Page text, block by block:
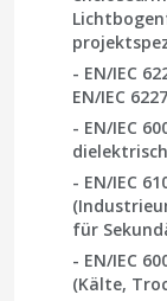
- EN/IEC
EN/IEC
- EN/IEC
- EN/IEC
für
- EN/IEC
(Kälte,